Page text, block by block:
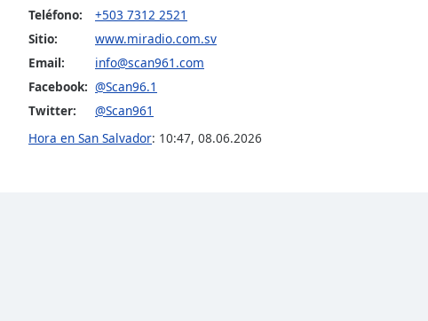
Opacity
Caption
Area
Background
Teléfono:
+503 7312 2521
Sitio:
www.miradio.com.sv
Email:
info@scan961.com
Facebook: @Scan96.1
Twitter:
@Scan961
Hora en San Salvador: 10:47, 08.06.2026